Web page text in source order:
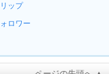
ップ
ロワー